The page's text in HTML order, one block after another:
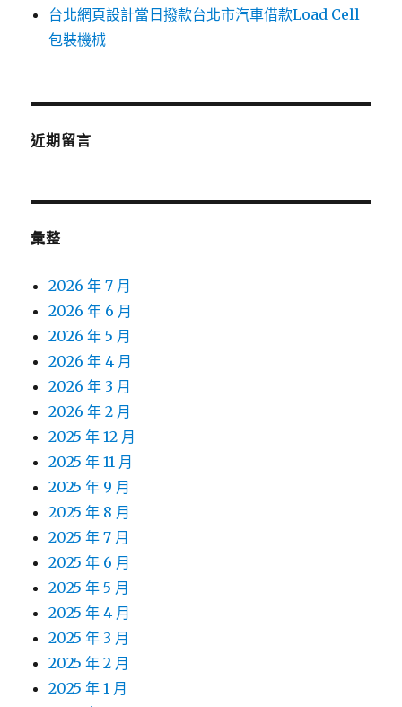
台北網頁設計當日撥款台北市汽車借款Load Cell
包裝機械
近期留言
彙整
2026 年 7 月
2026 年 6 月
2026 年 5 月
2026 年 4 月
2026 年 3 月
2026 年 2 月
2025 年 12 月
2025 年 11 月
2025 年 9 月
2025 年 8 月
2025 年 7 月
2025 年 6 月
2025 年 5 月
2025 年 4 月
2025 年 3 月
2025 年 2 月
2025 年 1 月